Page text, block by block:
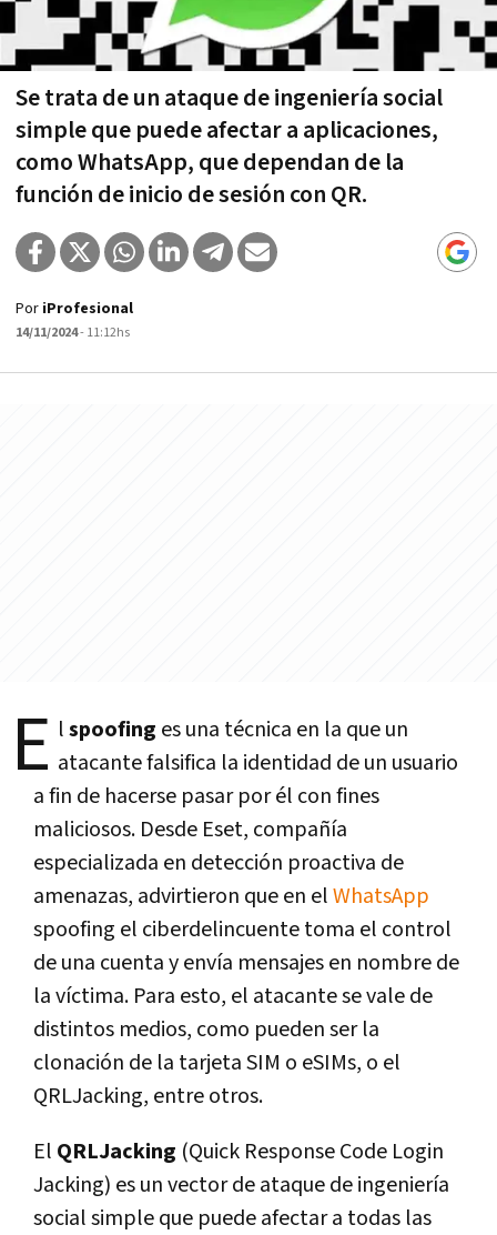
Se trata de un ataque de ingeniería social
simple que puede afectar a aplicaciones,
como WhatsApp, que dependan de la
función de inicio de sesión con QR.
Por iProfesional
14/11/2024- 11:12hs
E lspoofing es una técnica en la que un
atacante falsifica la identidad de un usuario
a fin de hacerse pasar por él con fines
maliciosos. Desde Eset, compañía
especializada en detección proactiva de
amenazas, advirtieron que en elWhatsApp
spoofing el ciberdelincuente toma el control
de una cuenta y envía mensajes en nombre de
la víctima. Para esto, el atacante se vale de
distintos medios, como pueden ser la
clonación de la tarjeta SIM o eSIMs, o el
QRLJacking, entre otros.
El QRLJacking (Quick Response Code Login
Jacking) es un vector de ataque de ingeniería
social simple que puede afectar a todas las